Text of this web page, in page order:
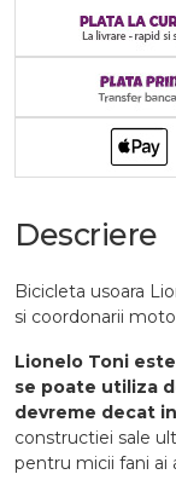
Descriere
Bicicleta usoara
si coordonarii
Lionelo Toni
se poate utiliza
devreme decat
constructiei sale
pentru micii fani ai